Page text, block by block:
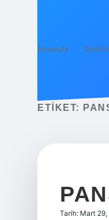
Anasayfa Gizlilik
ETIKET:
Tarih: Mart